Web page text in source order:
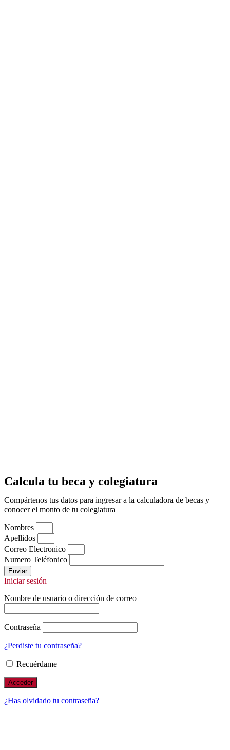
Calcula tu beca y colegiatura
Compártenos tus datos para ingresar a la calculadora de becas y
conocer el monto de tu colegiatura
Nombres
Apellidos
Correo Electronico
Numero Teléfonico
Enviar
Iniciar sesión
Nombre de usuario o dirección de correo
Contraseña
¿Perdiste tu contraseña?
Recuérdame
¿Has olvidado tu contraseña?